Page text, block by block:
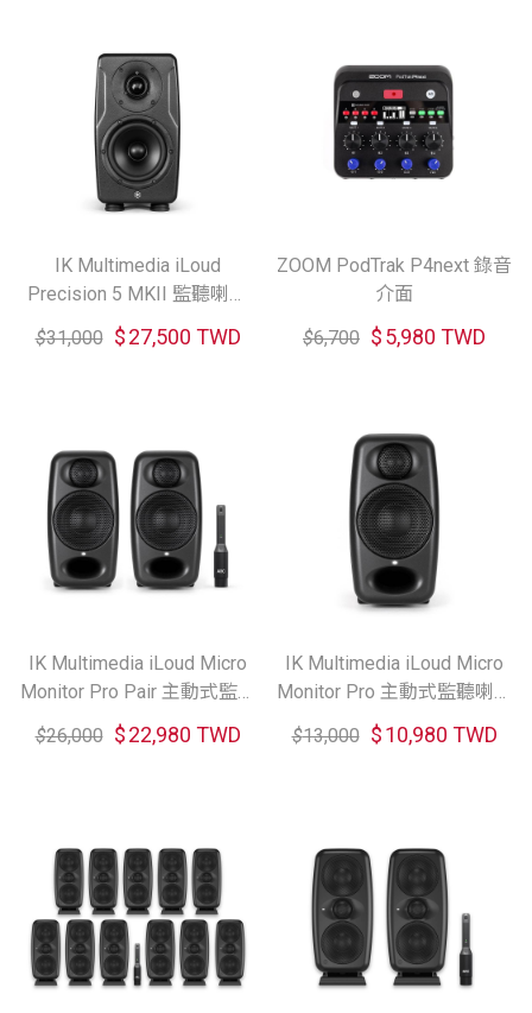
IK Multimedia iLoud
Precision 5 MKII 監聽喇叭
（單顆）
$31,000 $27,500 TWD
ZOOM PodTrak P4next 錄音
介面
$6,700 $5,980 TWD
IK Multimedia iLoud Micro
Monitor Pro Pair 主動式監聽
喇叭一對 (共2色)
$26,000 $22,980 TWD
IK Multimedia iLoud Micro
Monitor Pro 主動式監聽喇叭
(共2色)
$13,000 $10,980 TWD